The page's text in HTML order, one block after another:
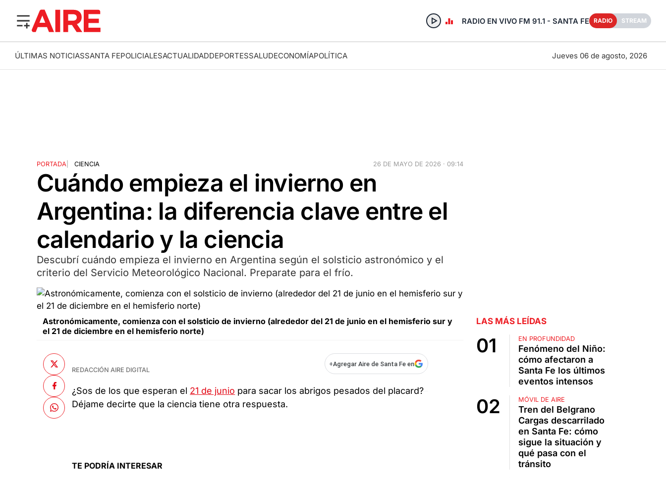
RADIO EN VIVO FM 91.1 - SANTA FE RADIO STREAM
ÚLTIMAS NOTICIASSANTA FEPOLICIALESACTUALIDADDEPORTESSALUDECONOMÍAPOLÍTICA Jueves 06 de agosto, 2026
PORTADA| CIENCIA 26 DE MAYO DE 2026 · 09:14
Cuándo empieza el invierno en
Argentina: la diferencia clave entre el
calendario y la ciencia
Descubrí cuándo empieza el invierno en Argentina según el solsticio astronómico y el
criterio del Servicio Meteorológico Nacional. Preparate para el frío.
Astronómicamente, comienza con el solsticio de invierno (alrededor del 21 de junio en el hemisferio sur y
el 21 de diciembre en el hemisferio norte)
REDACCIÓN AIRE DIGITAL
+Agregar Aire de Santa Fe en
¿Sos de los que esperan el 21 de junio para sacar los abrigos pesados del placard?
Déjame decirte que la ciencia tiene otra respuesta.
TE PODRÍA INTERESAR
LAS MÁS LEÍDAS
EN PROFUNDIDAD
Fenómeno del Niño:
cómo afectaron a
Santa Fe los últimos
eventos intensos
MÓVIL DE AIRE
Tren del Belgrano
Cargas descarrilado
en Santa Fe: cómo
sigue la situación y
qué pasa con el
tránsito